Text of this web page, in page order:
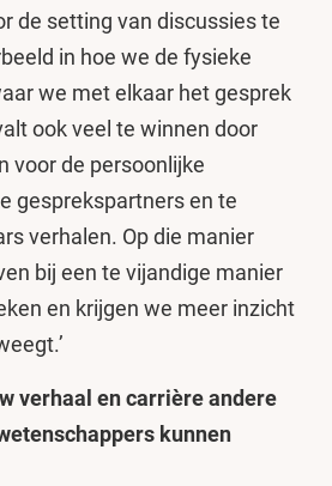
de setting van discussies te
in hoe we de fysieke
we met elkaar het gesprek
ook veel te winnen door
voor de persoonlijke
gesprekspartners en te
verhalen. Op die manier
bij een te vijandige manier
en krijgen we meer inzicht
verhaal en carrière andere
kunnen